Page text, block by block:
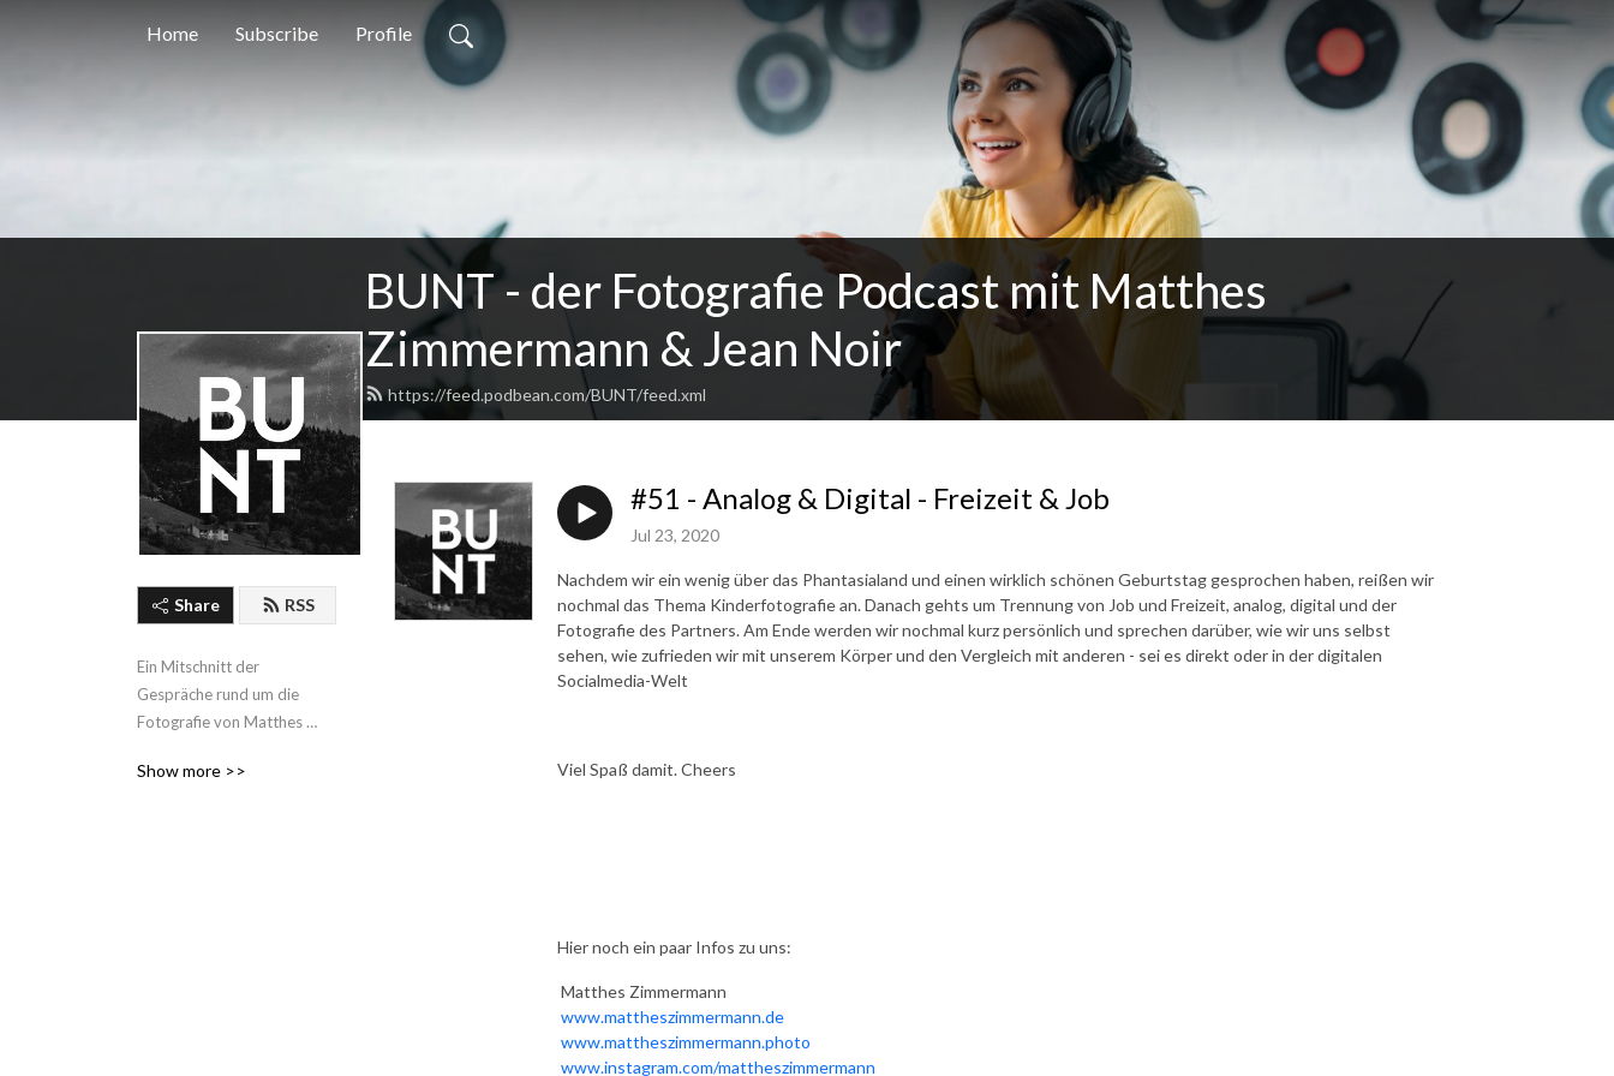
Home Subscribe Profile
BUNT - der Fotografie Podcast mit Matthes
Zimmermann & Jean Noir
https://feed.podbean.com/BUNT/feed.xml
Share RSS
Ein Mitschnitt der
Gespräche rund um die
Fotografie von Matthes
Andreas Jorns.
Show more >>
#51 - Analog & Digital - Freizeit & Job
Jul 23, 2020
Nachdem wir ein wenig über das Phantasialand und einen wirklich schönen Geburtstag gesprochen haben, reißen wir
nochmal das Thema Kinderfotografie an. Danach gehts um Trennung von Job und Freizeit, analog, digital und der
Fotografie des Partners. Am Ende werden wir nochmal kurz persönlich und sprechen darüber, wie wir uns selbst
sehen, wie zufrieden wir mit unserem Körper und den Vergleich mit anderen - sei es direkt oder in der digitalen
Socialmedia-Welt
Viel Spaß damit. Cheers
Hier noch ein paar Infos zu uns:
Matthes Zimmermann
www.mattheszimmermann.de
www.mattheszimmermann.photo
www.instagram.com/mattheszimmermann